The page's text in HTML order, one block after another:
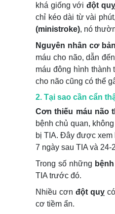
khá giống vớiđột quỵ
chỉ kéo dài từ vài
(ministroke), nó
Nguyên nhân cơ
máu cho não, dẫn
máu đông hình thành
cho não cũng có thể
2. Tại sao cần cẩn
Cơn thiếu máu não
bệnh chủ quan,
bị TIA. Đây được xem
7 ngày sau TIA và 24-
Trong số những
TIA trước đó.
Nhiều cơn đột quỵcó
cơ tiềm ẩn.